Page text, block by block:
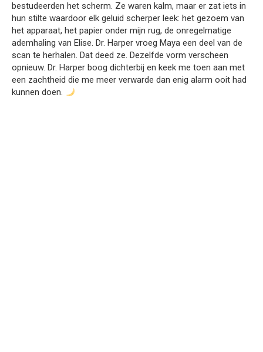
bestudeerden het scherm. Ze waren kalm, maar er zat iets in
hun stilte waardoor elk geluid scherper leek: het gezoem van
het apparaat, het papier onder mijn rug, de onregelmatige
ademhaling van Elise. Dr. Harper vroeg Maya een deel van de
scan te herhalen. Dat deed ze. Dezelfde vorm verscheen
opnieuw. Dr. Harper boog dichterbij en keek me toen aan met
een zachtheid die me meer verwarde dan enig alarm ooit had
kunnen doen.